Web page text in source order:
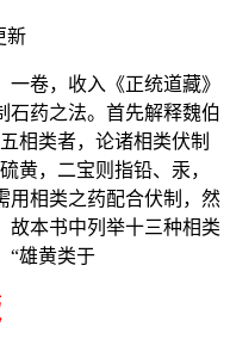
新
卷，收入《正统道藏》
石药之法。首先解释魏伯
相类者，论诸相类伏制
黄，二宝则指铅、汞，
用相类之药配合伏制，然
故本书中列举十三种相类
“雄黄类于